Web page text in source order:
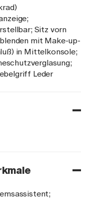
Sitz vorn
mit Make-up-
in Mittelkonsole;
Leder